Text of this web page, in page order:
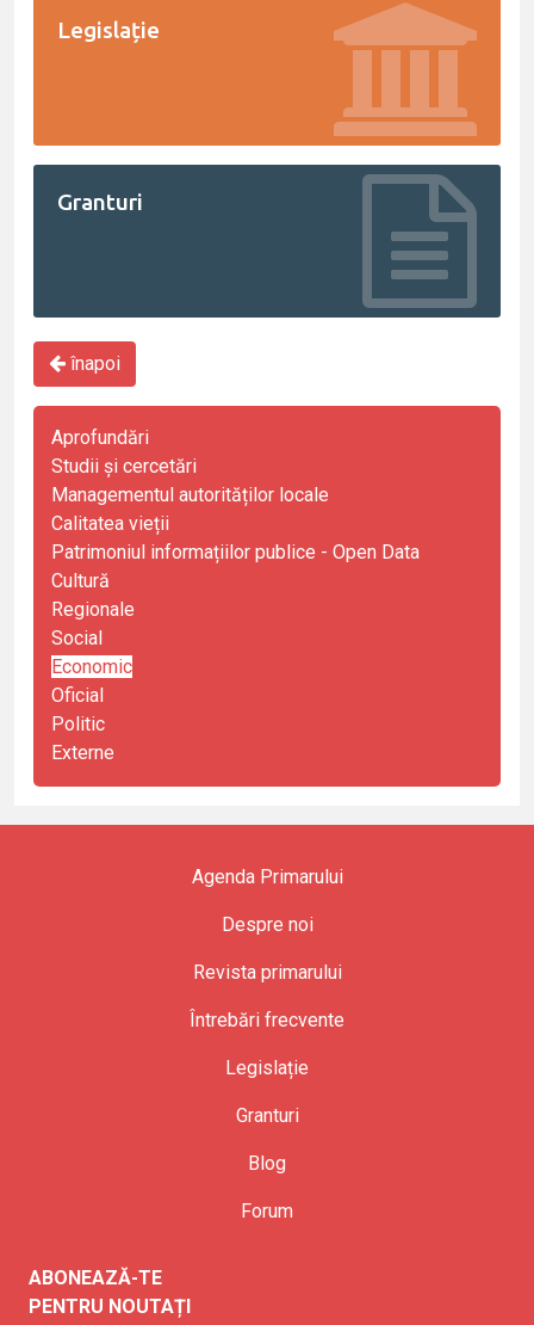
Legislație
Granturi
înapoi
Aprofundări
Studii și cercetări
Managementul autorităților locale
Calitatea vieții
Patrimoniul informațiilor publice - Open Data
Cultură
Regionale
Social
Economic
Oficial
Politic
Externe
Agenda Primarului
Despre noi
Revista primarului
Întrebări frecvente
Legislație
Granturi
Blog
Forum
ABONEAZĂ-TE
PENTRU NOUTAȚI